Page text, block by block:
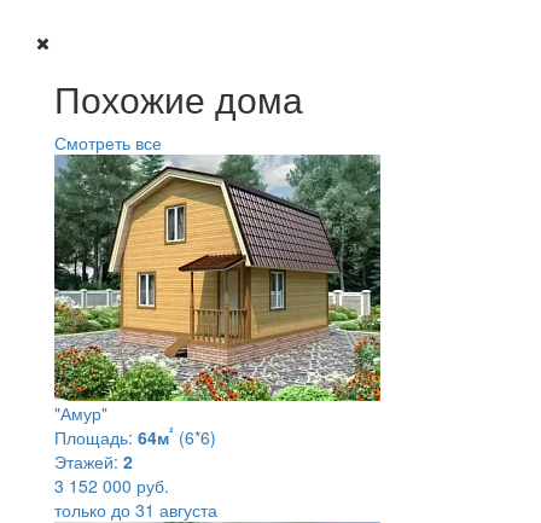
Похожие дома
Смотреть все
"Амур"
Площадь: 64м² (6*6)
Этажей: 2
3 152 000 руб.
только до 31 августа